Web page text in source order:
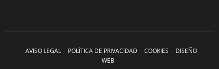
AVISO LEGAL POLÍTICA DE PRIVACIDAD COOKIES
DISEÑO
WEB